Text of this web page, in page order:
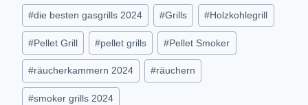
Schlagworte:
#die besten gasgrills 2024 #Grills #Holzkohlegrill
#Pellet Grill #pellet grills #Pellet Smoker
#räucherkammern 2024 #räuchern
#smoker grills 2024